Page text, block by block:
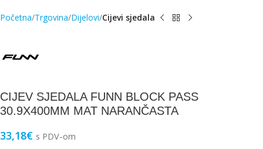
Početna Trgovina Dijelovi Cijevi sjedala
CIJEV SJEDALA FUNN BLOCK PASS
30.9X400MM MAT NARANČASTA
33,18€ s PDV-om